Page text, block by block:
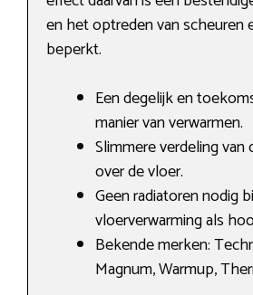
en het optreden van scheuren
beperkt.
Een degelijk en
manier van verwarmen.
Slimmere verdeling
over de vloer.
Geen radiatoren nodig
vloerverwarming als
Bekende merken:
Magnum, Warmup,